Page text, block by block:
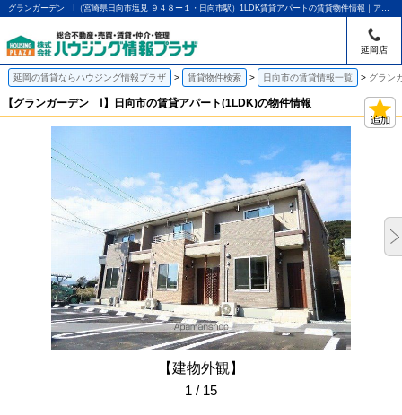
グランガーデン Ⅰ（宮崎県日向市塩見 ９４８ー１・日向市駅）1LDK賃貸アパートの賃貸物件情報｜アパマンショップ延岡店｜ハウジング情報プラザ
延岡店
延岡の賃貸ならハウジング情報プラザ 賃貸物件検索 日向市の賃貸情報一覧 グラン
【グランガーデン Ⅰ】日向市の賃貸アパート(1LDK)の物件情報
【建物外観】
1 / 15